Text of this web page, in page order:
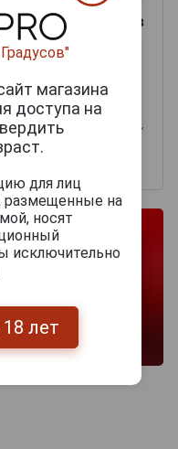
0из 2000 знаков
магазина
доступа на
для лиц
размещенные на
носят
исключительно
лет